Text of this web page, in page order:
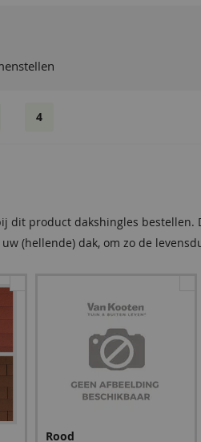
4
dit product dakshingles
(hellende) dak, om zo de
Rood